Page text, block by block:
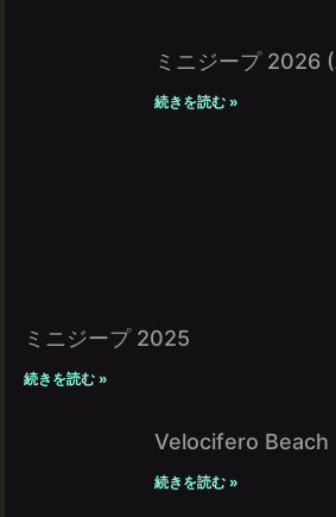
ミニジープ 2026
続きを読む »
ミニジープ 2025
続きを読む »
Velocifero Beach
続きを読む »